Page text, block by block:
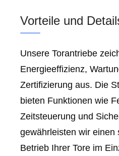
Vorteile und
Unsere Torantriebe
Energieeffizienz,
Zertifizierung aus. Die
bieten Funktionen wie
Zeitsteuerung und
gewährleisten wir einen
Betrieb Ihrer Tore im